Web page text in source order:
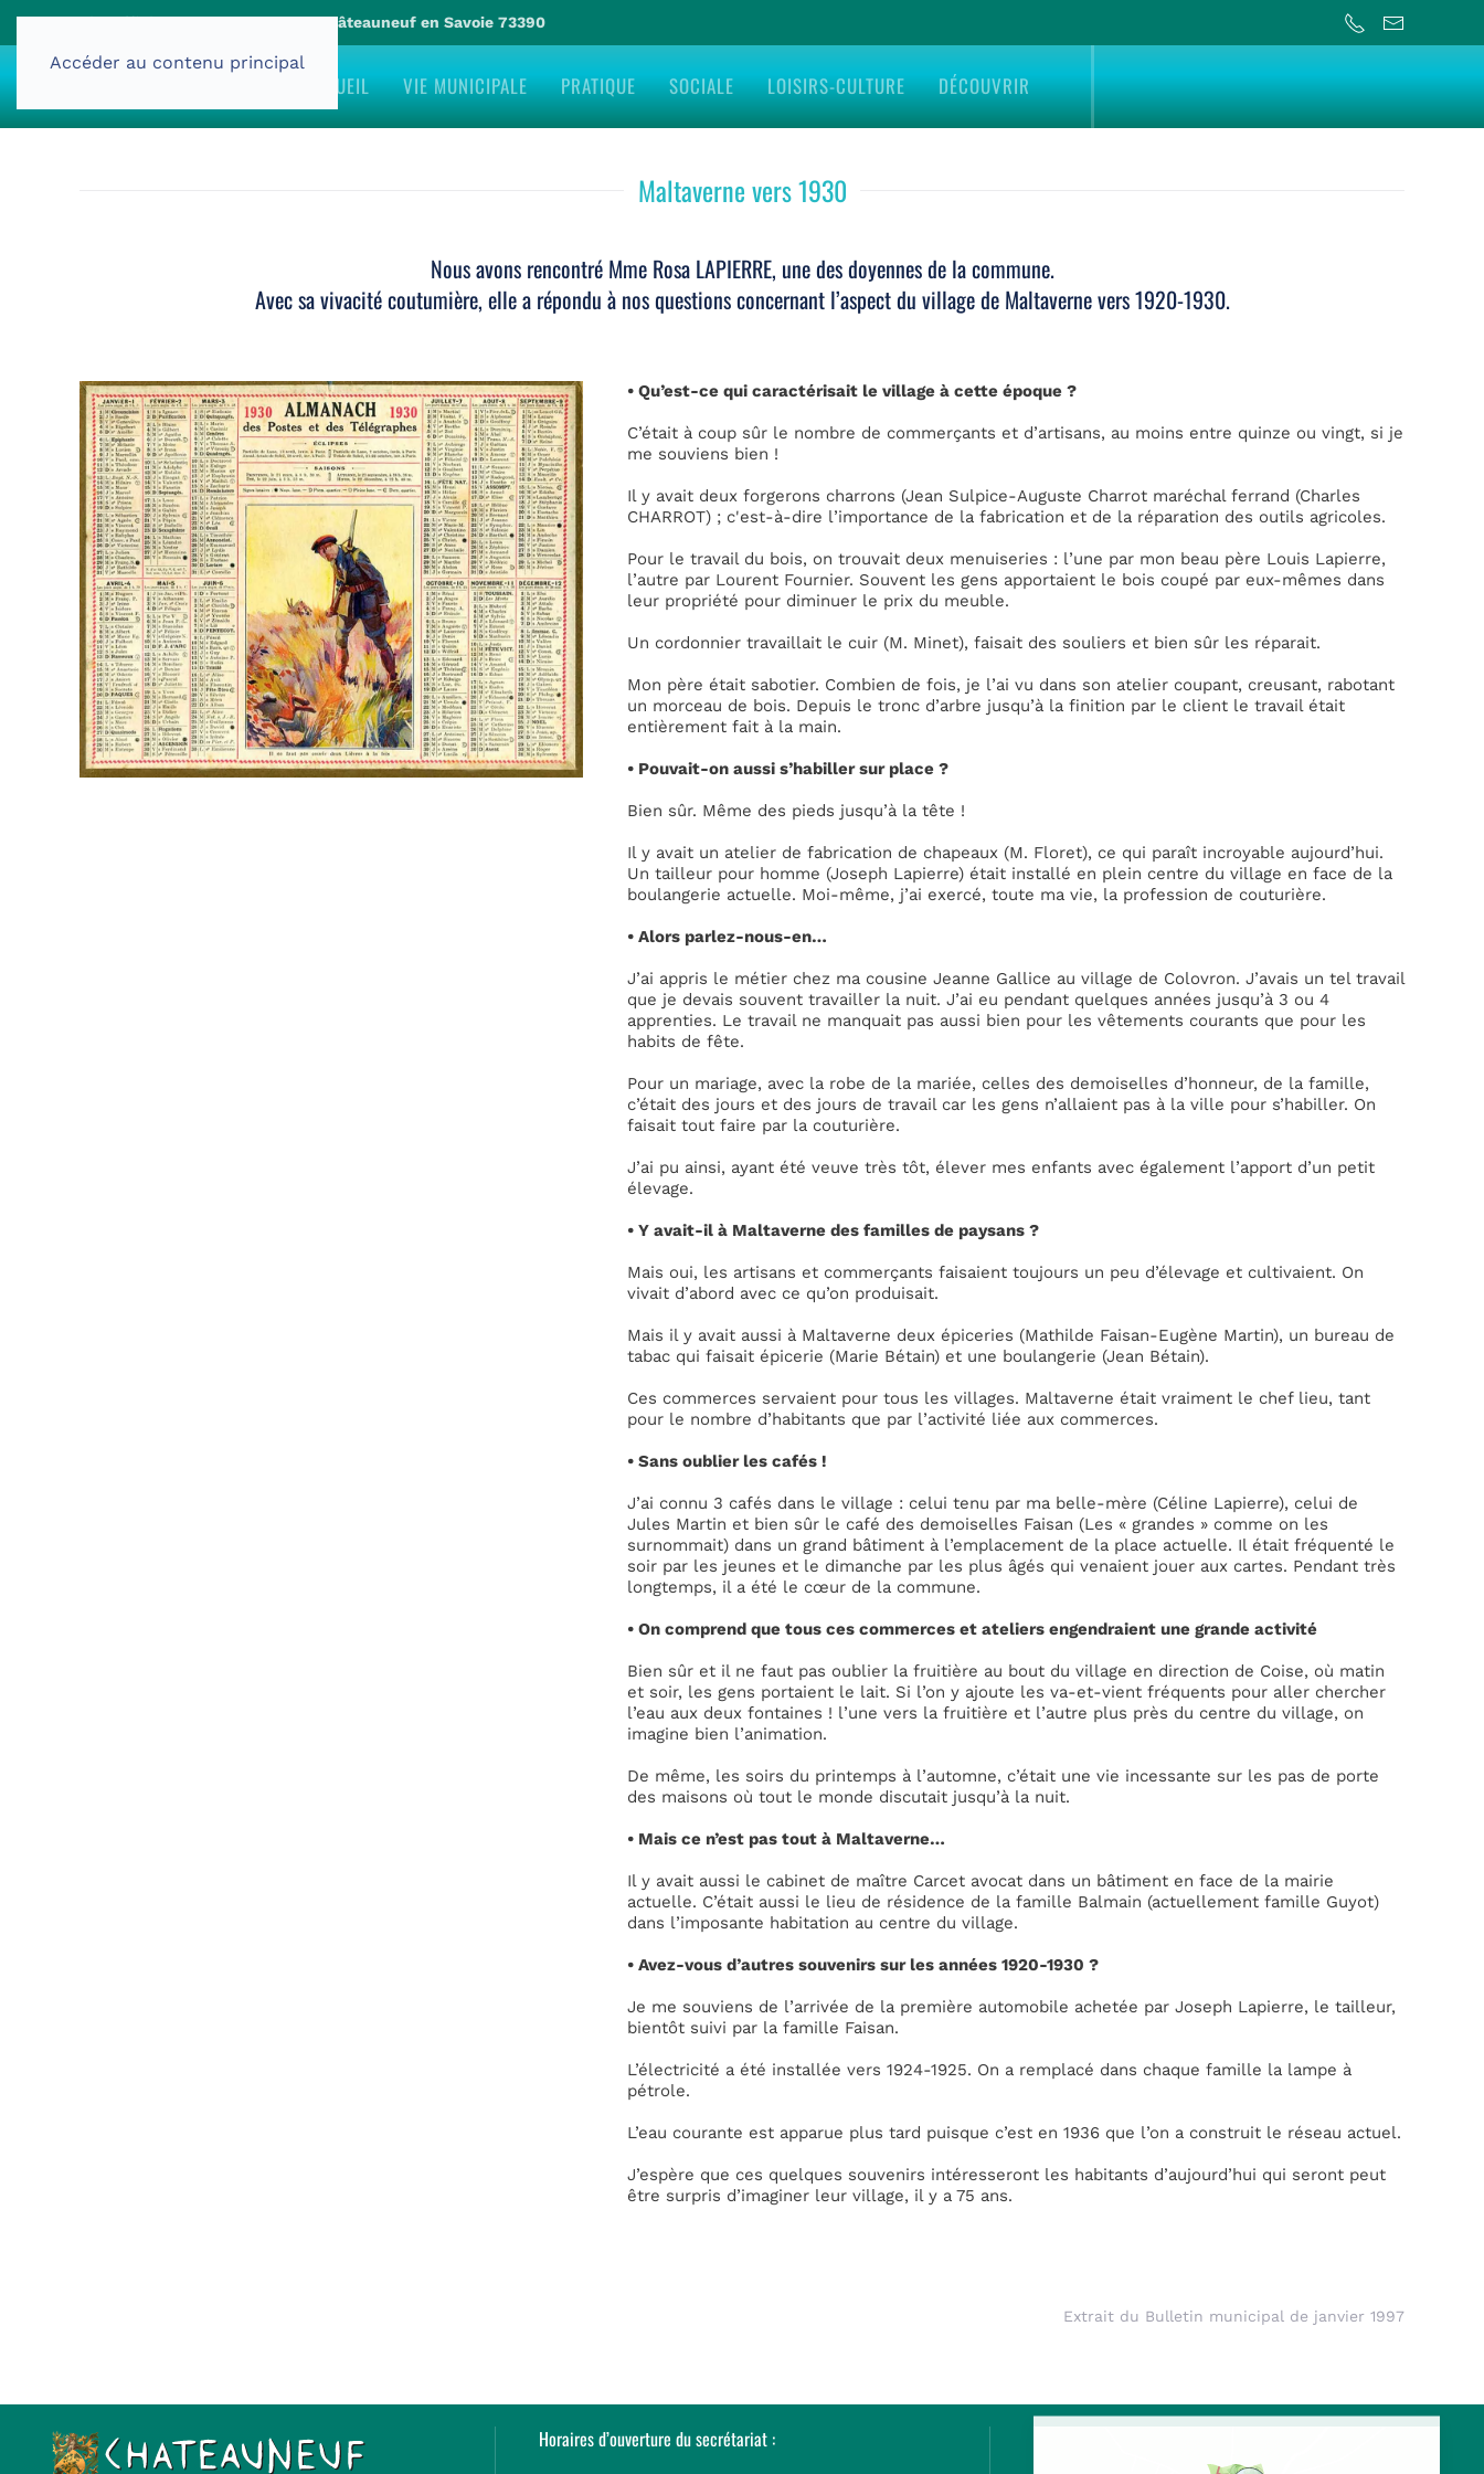
Accéder au contenu principal
Site officiel de la commune de Châteauneuf en Savoie 73390
ACCUEIL VIE MUNICIPALE PRATIQUE SOCIALE LOISIRS-CULTURE DÉCOUVRIR
Maltaverne vers 1930
Nous avons rencontré Mme Rosa LAPIERRE, une des doyennes de la commune.
Avec sa vivacité coutumière, elle a répondu à nos questions concernant l’aspect du village de Maltaverne vers 1920-1930.
• Qu’est-ce qui caractérisait le village à cette époque ?
C’était à coup sûr le nombre de commerçants et d’artisans, au moins entre quinze ou vingt, si je
me souviens bien !
Il y avait deux forgerons charrons (Jean Sulpice-Auguste Charrot maréchal ferrand (Charles
CHARROT) ; c'est-à-dire l’importance de la fabrication et de la réparation des outils agricoles.
Pour le travail du bois, on trouvait deux menuiseries : l’une par mon beau père Louis Lapierre,
l’autre par Lourent Fournier. Souvent les gens apportaient le bois coupé par eux-mêmes dans
leur propriété pour diminuer le prix du meuble.
Un cordonnier travaillait le cuir (M. Minet), faisait des souliers et bien sûr les réparait.
Mon père était sabotier. Combien de fois, je l’ai vu dans son atelier coupant, creusant, rabotant
un morceau de bois. Depuis le tronc d’arbre jusqu’à la finition par le client le travail était
entièrement fait à la main.
• Pouvait-on aussi s’habiller sur place ?
Bien sûr. Même des pieds jusqu’à la tête !
Il y avait un atelier de fabrication de chapeaux (M. Floret), ce qui paraît incroyable aujourd’hui.
Un tailleur pour homme (Joseph Lapierre) était installé en plein centre du village en face de la
boulangerie actuelle. Moi-même, j’ai exercé, toute ma vie, la profession de couturière.
• Alors parlez-nous-en…
J’ai appris le métier chez ma cousine Jeanne Gallice au village de Colovron. J’avais un tel travail
que je devais souvent travailler la nuit. J’ai eu pendant quelques années jusqu’à 3 ou 4
apprenties. Le travail ne manquait pas aussi bien pour les vêtements courants que pour les
habits de fête.
Pour un mariage, avec la robe de la mariée, celles des demoiselles d’honneur, de la famille,
c’était des jours et des jours de travail car les gens n’allaient pas à la ville pour s’habiller. On
faisait tout faire par la couturière.
J’ai pu ainsi, ayant été veuve très tôt, élever mes enfants avec également l’apport d’un petit
élevage.
• Y avait-il à Maltaverne des familles de paysans ?
Mais oui, les artisans et commerçants faisaient toujours un peu d’élevage et cultivaient. On
vivait d’abord avec ce qu’on produisait.
Mais il y avait aussi à Maltaverne deux épiceries (Mathilde Faisan-Eugène Martin), un bureau de
tabac qui faisait épicerie (Marie Bétain) et une boulangerie (Jean Bétain).
Ces commerces servaient pour tous les villages. Maltaverne était vraiment le chef lieu, tant
pour le nombre d’habitants que par l’activité liée aux commerces.
• Sans oublier les cafés !
J’ai connu 3 cafés dans le village : celui tenu par ma belle-mère (Céline Lapierre), celui de
Jules Martin et bien sûr le café des demoiselles Faisan (Les « grandes » comme on les
surnommait) dans un grand bâtiment à l’emplacement de la place actuelle. Il était fréquenté le
soir par les jeunes et le dimanche par les plus âgés qui venaient jouer aux cartes. Pendant très
longtemps, il a été le cœur de la commune.
• On comprend que tous ces commerces et ateliers engendraient une grande activité
Bien sûr et il ne faut pas oublier la fruitière au bout du village en direction de Coise, où matin
et soir, les gens portaient le lait. Si l’on y ajoute les va-et-vient fréquents pour aller chercher
l’eau aux deux fontaines ! l’une vers la fruitière et l’autre plus près du centre du village, on
imagine bien l’animation.
De même, les soirs du printemps à l’automne, c’était une vie incessante sur les pas de porte
des maisons où tout le monde discutait jusqu’à la nuit.
• Mais ce n’est pas tout à Maltaverne…
Il y avait aussi le cabinet de maître Carcet avocat dans un bâtiment en face de la mairie
actuelle. C’était aussi le lieu de résidence de la famille Balmain (actuellement famille Guyot)
dans l’imposante habitation au centre du village.
• Avez-vous d’autres souvenirs sur les années 1920-1930 ?
Je me souviens de l’arrivée de la première automobile achetée par Joseph Lapierre, le tailleur,
bientôt suivi par la famille Faisan.
L’électricité a été installée vers 1924-1925. On a remplacé dans chaque famille la lampe à
pétrole.
L’eau courante est apparue plus tard puisque c’est en 1936 que l’on a construit le réseau actuel.
J’espère que ces quelques souvenirs intéresseront les habitants d’aujourd’hui qui seront peut
être surpris d’imaginer leur village, il y a 75 ans.
Extrait du Bulletin municipal de janvier 1997
Horaires d’ouverture du secrétariat :